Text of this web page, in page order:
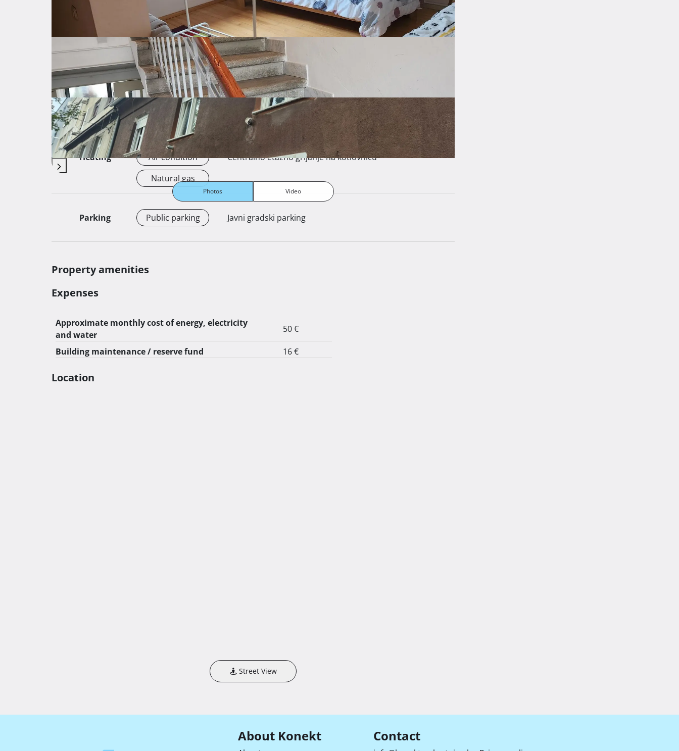
Photos Video
Apartment floor
1
from total floors
2
Construction year
1972
Last renovation
2018
Energy class
A
Orientation
East, West
Available from
Odmah
rooms
Furnishing
Furnished
Joinery
Pvc
Heating
Central
Air condition
Natural gas
Centralno etažno grijanje na kotlovnicu
Parking Public parking Javni gradski parking
Property amenities
Expenses
Approximate monthly cost of energy, electricity
and water
50 €
Building maintenance / reserve fund 16 €
Location
Street View
About Konekt Contact